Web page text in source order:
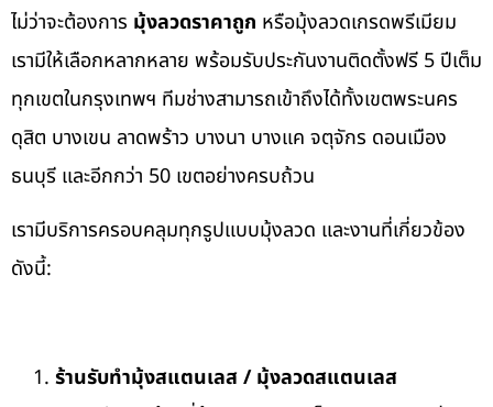
ไม่ว่าจะต้องการ มุ้งลวดราคาถูก หรือมุ้งลวดเกรดพรีเมียม
เรามีให้เลือกหลากหลาย พร้อมรับประกันงานติดตั้งฟรี 5 ปีเต็ม
ทุกเขตในกรุงเทพฯ ทีมช่างสามารถเข้าถึงได้ทั้งเขตพระนคร
ดุสิต บางเขน ลาดพร้าว บางนา บางแค จตุจักร ดอนเมือง
ธนบุรี และอีกกว่า 50 เขตอย่างครบถ้วน
เรามีบริการครอบคลุมทุกรูปแบบมุ้งลวด และงานที่เกี่ยวข้อง
ดังนี้:
ร้านรับทำมุ้งสแตนเลส / มุ้งลวดสแตนเลส